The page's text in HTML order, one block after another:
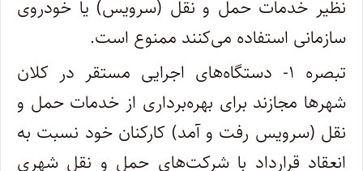
نظیر خدمات حمل و نقل (سرویس) یا خودروی
سازمانی استفاده می‌کنند ممنوع است.
تبصره ۱- دستگاه‌های اجرایی مستقر در کلان
شهرها مجازند برای بهره‌برداری از خدمات حمل و
نقل (سرویس رفت و آمد) کارکنان خود نسبت به
انعقاد قرارداد با شرکت‌های حمل و نقل شهری